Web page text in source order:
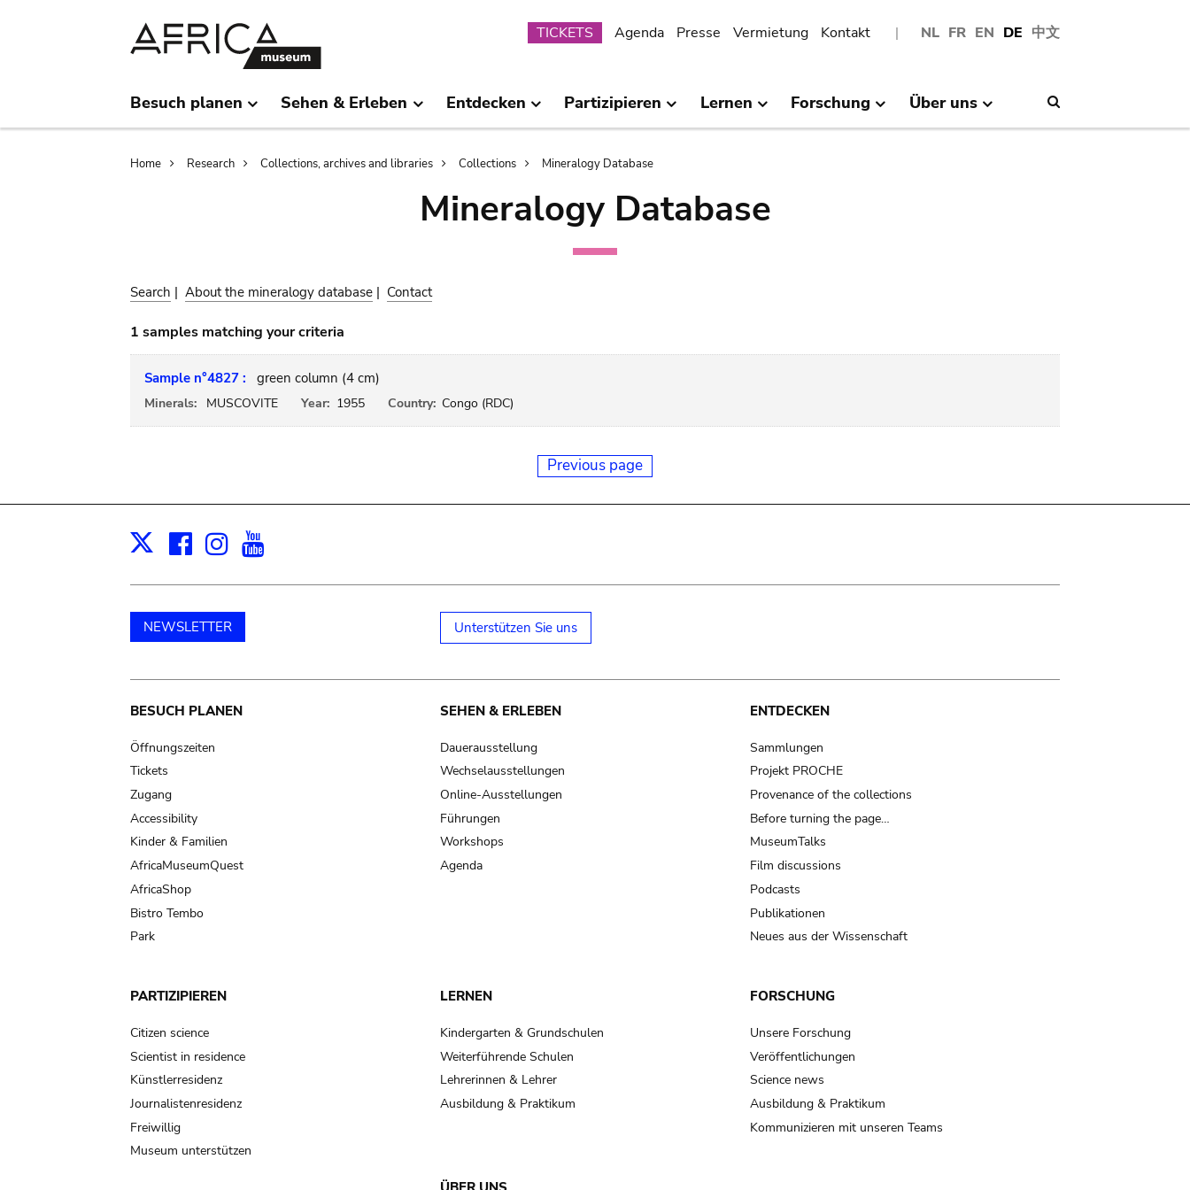
NL FR EN DE 中文
Submenu
TICKETS Agenda Presse Vermietung Kontakt
Besuch planen Sehen & Erleben Entdecken Partizipieren Lernen Forschung Über uns
Breadcrumb
Home Research Collections, archives and libraries Collections Mineralogy Database
Mineralogy Database
Search | About the mineralogy database | Contact
1 samples matching your criteria
Sample n°4827 : green column (4 cm)
Minerals: MUSCOVITE Year: 1955 Country: Congo (RDC)
Previous page
X Facebook
Instagram
NEWSLETTER Unterstützen Sie uns
Main
navigation
BESUCH PLANEN
Öffnungszeiten
Tickets
Zugang
Accessibility
Kinder & Familien
AfricaMuseumQuest
AfricaShop
Bistro Tembo
Park
SEHEN & ERLEBEN
Dauerausstellung
Wechselausstellungen
Online-Ausstellungen
Führungen
Workshops
Agenda
ENTDECKEN
Sammlungen
Projekt PROCHE
Provenance of the collections
Before turning the page…
MuseumTalks
Film discussions
Podcasts
Publikationen
Neues aus der Wissenschaft
PARTIZIPIEREN
Citizen science
Scientist in residence
Künstlerresidenz
Journalistenresidenz
Freiwillig
Museum unterstützen
LERNEN
Kindergarten & Grundschulen
Weiterführende Schulen
Lehrerinnen & Lehrer
Ausbildung & Praktikum
FORSCHUNG
Unsere Forschung
Veröffentlichungen
Science news
Ausbildung & Praktikum
Kommunizieren mit unseren Teams